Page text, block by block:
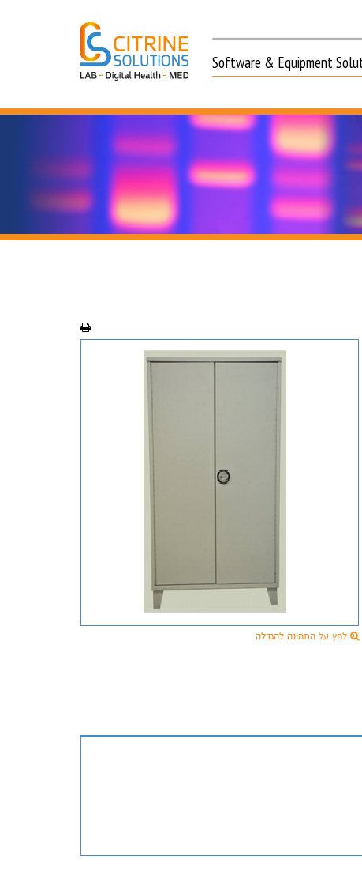
Software & Equipment
לחץ על התמונה להגדלה